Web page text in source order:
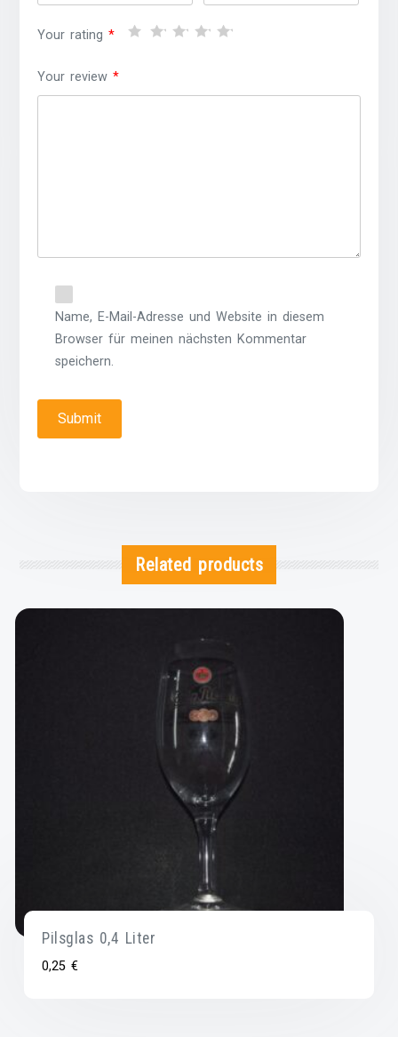
Your rating*
Your review*
Name, E-Mail-Adresse und Website in diesem
Browser für meinen nächsten Kommentar
speichern.
Related products
Pilsglas 0,4 Liter
0,25€